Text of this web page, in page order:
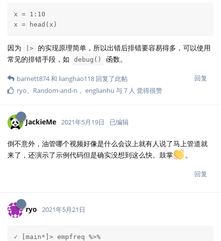
x = 1:10
x = head(x)
因为 |>
的实现原理简单，所以出错后排错要容易得多，可以使用
常见的排错手段，如
debug() 函数。
回复
barnett874和 lianghao118 回复了此帖
ryo、 Random-and-n ， englianhu 与7 人 觉得很赞
JackieMe 2021年5月19日 已编辑
倒不意外，油管哪个视频好像是什么会议上就有人说了马上管道就
来了，还演示了示例代码但是确实没想到这么快。鼓掌
。
回复
ryo 2021年5月21日
✓ [main*]> empfreq %>%